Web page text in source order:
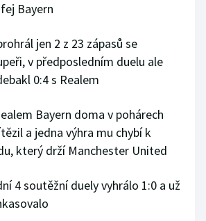
Bayern
jen 2 z 23 zápasů se
v předposledním duelu ale
0:4 s Realem
Bayern doma v pohárech
a jedna výhra mu chybí k
který drží Manchester United
4 soutěžní duely vyhrálo 1:0 a už